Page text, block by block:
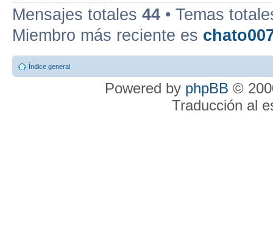
Mensajes totales 44 • Temas
Miembro más reciente es
Índice general
Powered by phpBB ©
Traducción al